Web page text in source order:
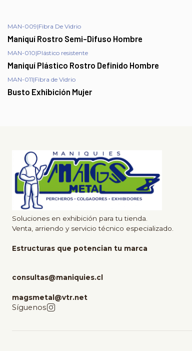
MAN-009|Fibra De Vidrio
Maniquí Rostro Semi-Difuso Hombre
MAN-010|Plástico resistente
Maniquí Plástico Rostro Definido Hombre
MAN-011|Fibra de Vidrio
Busto Exhibición Mujer
Soluciones en exhibición para tu tienda.
Venta, arriendo y servicio técnico especializado.
Estructuras que potencian tu marca
consultas@maniquies.cl
magsmetal@vtr.net
Síguenos